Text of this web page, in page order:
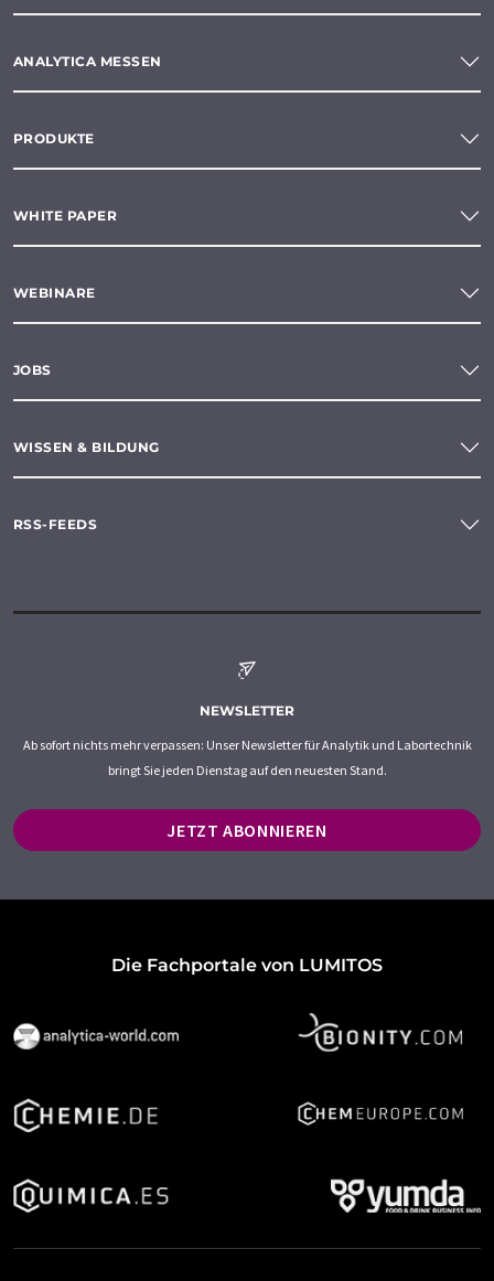
ANALYTICA MESSEN
PRODUKTE
WHITE PAPER
WEBINARE
JOBS
WISSEN & BILDUNG
RSS-FEEDS
NEWSLETTER
Ab sofort nichts mehr verpassen: Unser Newsletter für Analytik und Labortechnik
bringt Sie jeden Dienstag auf den neuesten Stand.
JETZT ABONNIEREN
Die Fachportale von LUMITOS